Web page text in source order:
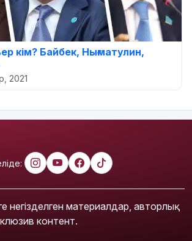
кім? Байбек, Нығматулин,
2021
негізделген материалдар, авторлық
контент.